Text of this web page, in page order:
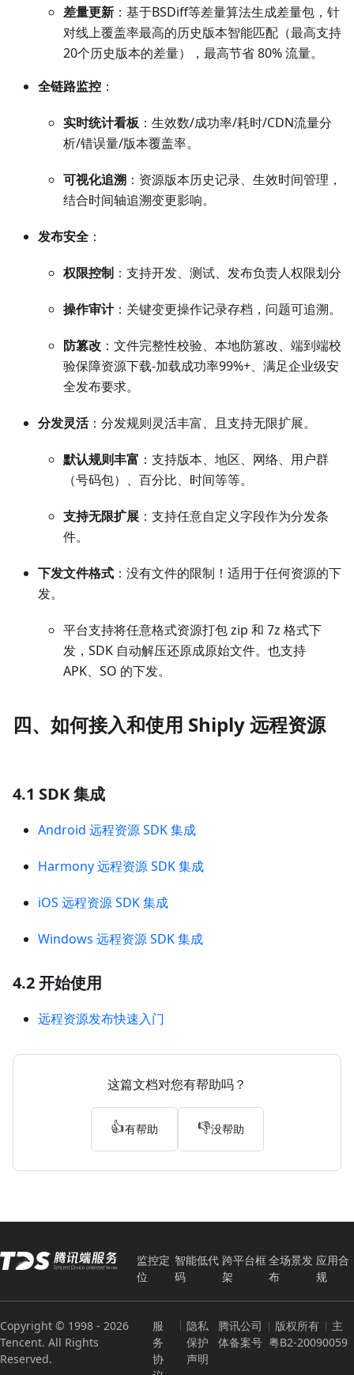
差量更新 ：基于BSDiff等差量算法生成差量包，针
对线上覆盖率最高的历史版本智能匹配（最高支持
20个历史版本的差量），最高节省 80% 流量。
全链路监控 ：
实时统计看板 ：生效数/成功率/耗时/CDN流量分
析/错误量/版本覆盖率。
可视化追溯 ：资源版本历史记录、生效时间管理，
结合时间轴追溯变更影响。
发布安全 ：
权限控制 ：支持开发、测试、发布负责人权限划分
操作审计：关键变更操作记录存档，问题可追溯。
防篡改 ：文件完整性校验、本地防篡改、端到端校
验保障资源下载-加载成功率99%+、满足企业级安
全发布要求。
分发灵活：分发规则灵活丰富、且支持无限扩展。
默认规则丰富 ：支持版本、地区、网络、用户群
（号码包）、百分比、时间等等。
支持无限扩展 ：支持任意自定义字段作为分发条
件。
下发文件格式 ：没有文件的限制！适用于任何资源的下
发。
平台支持将任意格式资源打包 zip 和 7z 格式下
发，SDK 自动解压还原成原始文件。也支持
APK、SO 的下发。
四、如何接入和使用 Shiply 远程资源
4.1 SDK 集成
Android 远程资源 SDK 集成
Harmony 远程资源 SDK 集成
iOS 远程资源 SDK 集成
Windows 远程资源 SDK 集成
4.2 开始使用
远程资源发布快速入门
这篇文档对您有帮助吗？
👍有帮助 👎没帮助
监控定
位
智能低代
码
跨平台框
架
全场景发
布
应用合
规
Copyright © 1998 - 2026
Tencent. All Rights
Reserved.
服
务
协
隐私
保护
声明
腾讯公司 版权所有
主
体备案号 粤B2-20090059